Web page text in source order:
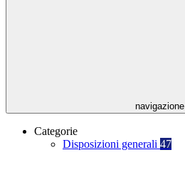
navigazione
Categorie
Disposizioni generali 47